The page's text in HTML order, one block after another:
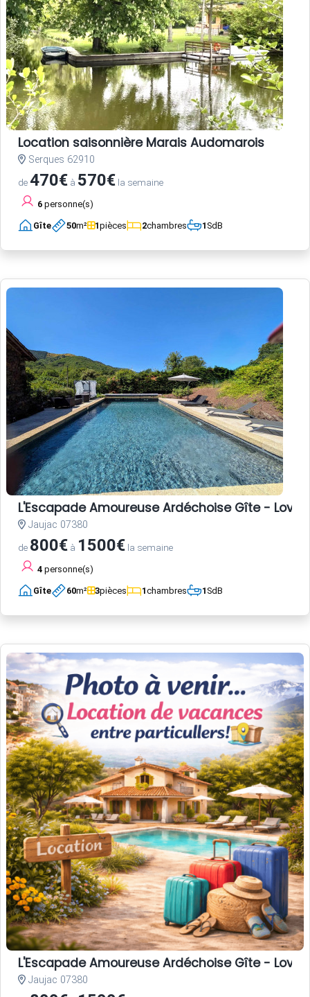
Location saisonnière Marais Audomarois
Serques 62910
de470€ à 570€ la semaine
6 personne(s)
Gîte 50m² 1pièces 2chambres 1SdB
L'Escapade Amoureuse Ardéchoise Gîte -
Jaujac 07380
de 800€ à 1500€ la semaine
4 personne(s)
Gîte 60m² 3pièces 1chambres 1SdB
L'Escapade Amoureuse Ardéchoise Gîte -
Jaujac 07380